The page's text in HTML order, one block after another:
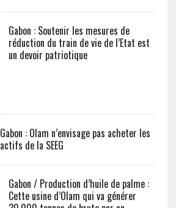
Gabon : Soutenir les mesures de
réduction du train de vie de l’Etat est
un devoir patriotique
Gabon : Olam n’envisage pas acheter les
actifs de la SEEG
Gabon / Production d’huile de palme :
Cette usine d’Olam qui va générer